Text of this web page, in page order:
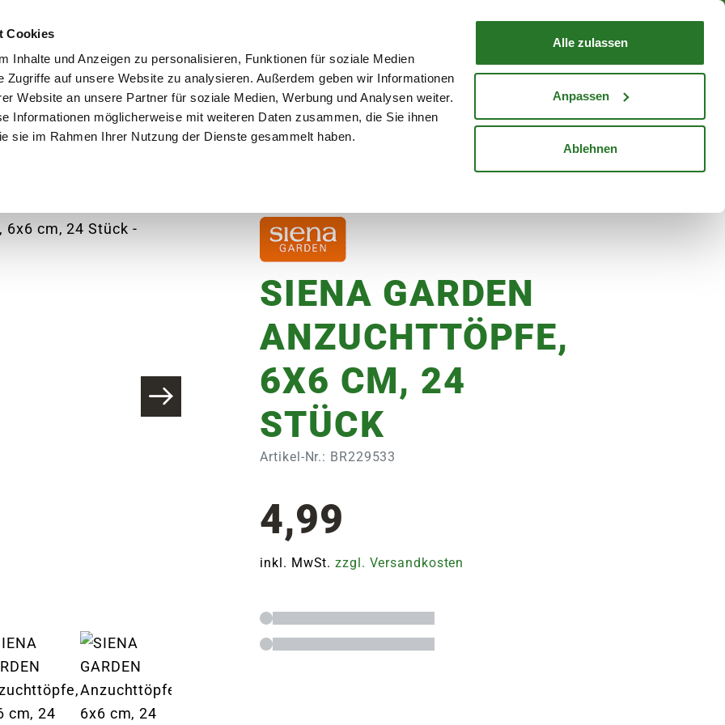
Cookies
Inhalte und Anzeigen zu personalisieren, Funktionen für soziale Medien
Zugriffe auf unsere Website zu analysieren. Außerdem geben wir Informationen
Website an unsere Partner für soziale Medien, Werbung und Analysen weiter.
Informationen möglicherweise mit weiteren Daten zusammen, die Sie ihnen
sie im Rahmen Ihrer Nutzung der Dienste gesammelt haben.
Alle zulassen
Anpassen
Ablehnen
Mein KontoStandorte
WARENKORB
Garten Aktuelles Ratgeber Gutscheine Karriere
Anzuchttöpfe, 6x6 cm, 24 Stück
SIENA GARDEN
ANZUCHTTÖPFE,
6X6 CM, 24
STÜCK
Artikel-Nr.: BR229533
4,99
inkl. MwSt.zzgl. Versandkosten